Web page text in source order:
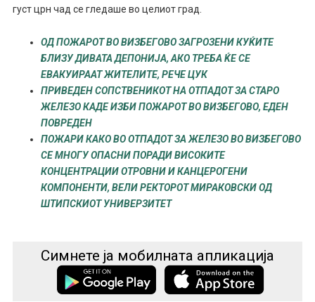
густ црн чад се гледаше во целиот град.
ОД ПОЖАРОТ ВО ВИЗБЕГОВО ЗАГРОЗЕНИ КУЌИТЕ
БЛИЗУ ДИВАТА ДЕПОНИЈА, АКО ТРЕБА ЌЕ СЕ
ЕВАКУИРААТ ЖИТЕЛИТЕ, РЕЧЕ ЦУК
ПРИВЕДЕН СОПСТВЕНИКОТ НА ОТПАДОТ ЗА СТАРО
ЖЕЛЕЗО КАДЕ ИЗБИ ПОЖАРОТ ВО ВИЗБЕГОВО, ЕДЕН
ПОВРЕДЕН
ПОЖАРИ КАКО ВО ОТПАДОТ ЗА ЖЕЛЕЗО ВО ВИЗБЕГОВО
СЕ МНОГУ ОПАСНИ ПОРАДИ ВИСОКИТЕ
КОНЦЕНТРАЦИИ ОТРОВНИ И КАНЦЕРОГЕНИ
КОМПОНЕНТИ, ВЕЛИ РЕКТОРОТ МИРАКОВСКИ ОД
ШТИПСКИОТ УНИВЕРЗИТЕТ
Симнете ја мобилната апликација